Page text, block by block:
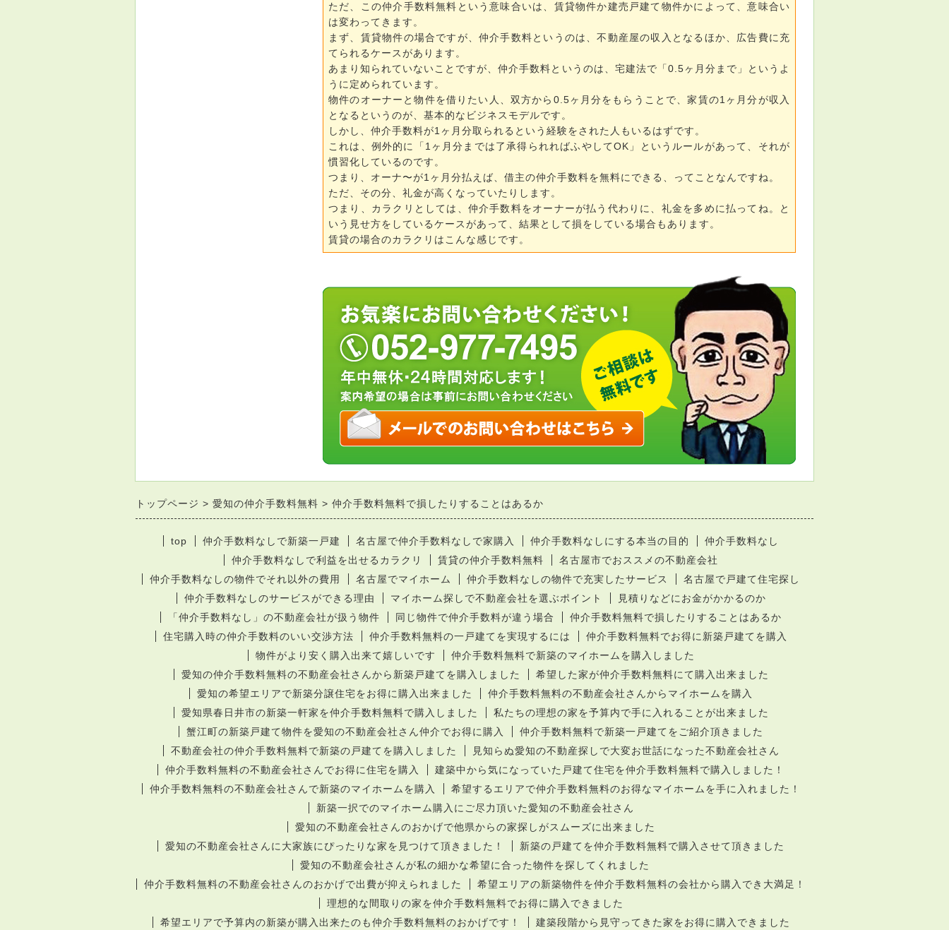
ただ、この仲介手数料無料という意味合いは、賃貸物件か建売戸建て物件かによって、意味合い
は変わってきます。
まず、賃貸物件の場合ですが、仲介手数料というのは、不動産屋の収入となるほか、広告費に充
てられるケースがあります。
あまり知られていないことですが、仲介手数料というのは、宅建法で「0.5ヶ月分まで」というよ
うに定められています。
物件のオーナーと物件を借りたい人、双方から0.5ヶ月分をもらうことで、家賃の1ヶ月分が収入
となるというのが、基本的なビジネスモデルです。
しかし、仲介手数料が1ヶ月分取られるという経験をされた人もいるはずです。
これは、例外的に「1ヶ月分までは了承得られればふやしてOK」というルールがあって、それが
慣習化しているのです。
つまり、オーナ〜が1ヶ月分払えば、借主の仲介手数料を無料にできる、ってことなんですね。
ただ、その分、礼金が高くなっていたりします。
つまり、カラクリとしては、仲介手数料をオーナーが払う代わりに、礼金を多めに払ってね。と
いう見せ方をしているケースがあって、結果として損をしている場合もあります。
賃貸の場合のカラクリはこんな感じです。
トップページ 愛知の仲介手数料無料 仲介手数料無料で損したりすることはあるか
top 仲介手数料なしで新築一戸建 名古屋で仲介手数料なしで家購入 仲介手数料なしにする本当の目的
仲介手数料なし
仲介手数料なしで利益を出せるカラクリ
賃貸の仲介手数料無料
名古屋市でおススメの不動産会社
仲介手数料なしの物件でそれ以外の費用
名古屋でマイホーム 仲介手数料なしの物件で充実したサービス
名古屋で戸建て住宅探し
仲介手数料なしのサービスができる理由
マイホーム探しで不動産会社を選ぶポイント
見積りなどにお金がかかるのか
「仲介手数料なし」の不動産会社が扱う物件
同じ物件で仲介手数料が違う場合
仲介手数料無料で損したりすることはあるか
住宅購入時の仲介手数料のいい交渉方法
仲介手数料無料の一戸建てを実現するには
仲介手数料無料でお得に新築戸建てを購入
物件がより安く購入出来て嬉しいです
仲介手数料無料で新築のマイホームを購入しました
愛知の仲介手数料無料の不動産会社さんから新築戸建てを購入しました
希望した家が仲介手数料無料にて購入出来ました
愛知の希望エリアで新築分譲住宅をお得に購入出来ました
仲介手数料無料の不動産会社さんからマイホームを購入
愛知県春日井市の新築一軒家を仲介手数料無料で購入しました
私たちの理想の家を予算内で手に入れることが出来ました
蟹江町の新築戸建て物件を愛知の不動産会社さん仲介でお得に購入
仲介手数料無料で新築一戸建てをご紹介頂きました
不動産会社の仲介手数料無料で新築の戸建てを購入しました
見知らぬ愛知の不動産探しで大変お世話になった不動産会社さん
仲介手数料無料の不動産会社さんでお得に住宅を購入
建築中から気になっていた戸建て住宅を仲介手数料無料で購入しました！
仲介手数料無料の不動産会社さんで新築のマイホームを購入
希望するエリアで仲介手数料無料のお得なマイホームを手に入れました！
新築一択でのマイホーム購入にご尽力頂いた愛知の不動産会社さん
愛知の不動産会社さんのおかげで他県からの家探しがスムーズに出来ました
愛知の不動産会社さんに大家族にぴったりな家を見つけて頂きました！
新築の戸建てを仲介手数料無料で購入させて頂きました
愛知の不動産会社さんが私の細かな希望に合った物件を探してくれました
仲介手数料無料の不動産会社さんのおかげで出費が抑えられました
希望エリアの新築物件を仲介手数料無料の会社から購入でき大満足！
理想的な間取りの家を仲介手数料無料でお得に購入できました
希望エリアで予算内の新築が購入出来たのも仲介手数料無料のおかげです！
建築段階から見守ってきた家をお得に購入できました